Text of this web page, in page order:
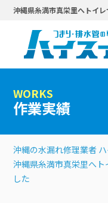
沖縄県糸満市真栄里へトイ
WORKS
作業実績
沖縄の水漏れ修理業者
沖縄県糸満市真栄里へ
した